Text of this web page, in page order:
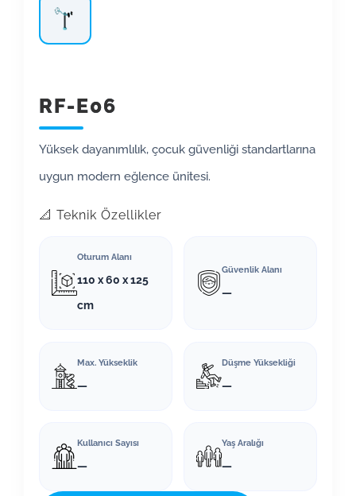
RF-E06
Yüksek dayanımlılık, çocuk güvenliği standartlarına
uygun modern eğlence ünitesi.
📐 Teknik Özellikler
Oturum Alanı
110 x 60 x 125
cm
Güvenlik Alanı
—
Max. Yükseklik
—
Düşme Yüksekliği
—
Kullanıcı Sayısı
—
Yaş Aralığı
—